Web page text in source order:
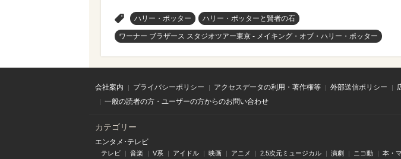
ハリー・ポッター ハリー・ポッターと賢者の石
ワーナー ブラザース スタジオツアー東京 - メイキング・オブ・ハリー・ポッター
会社案内 プライバシーポリシー アクセスデータの利用・著作権等 外部送信ポリシー
一般の読者の方・ユーザーの方からのお問い合わせ
カテゴリー
エンタメ･テレビ
テレビ 音楽 V系 アイドル 映画 アニメ 2.5次元ミュージカル 演劇 ニコ動 本・